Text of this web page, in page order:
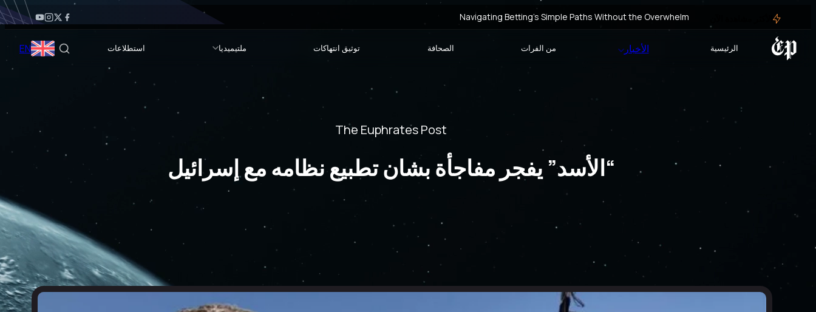
Navigating Betting’s Simple Paths Without the Overwhelm
Test Post Created
Navigating Malaysia’s Online Casinos with Ease and Confidence
Test Post Created
cw-check-https://test.com/
مخيم الهول: مقتل موظف في منظمة أطباء بلا حدود
الرئيسية الأخبار من الفرات الصحافة توثيق انتهاكات ملتيميديا استطلاعات EN
The Euphrates Post
“الأسد” يفجر مفاجأة بشان تطبيع نظامه مع إسرائيل